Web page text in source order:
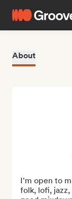
About
I'm open to
folk, lofi, jazz,